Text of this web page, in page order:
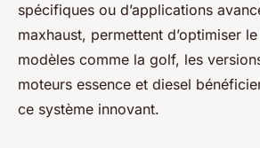
spécifiques ou d’applications
maxhaust, permettent d’optimiser
modèles comme la golf, les
moteurs essence et diesel
ce système innovant.